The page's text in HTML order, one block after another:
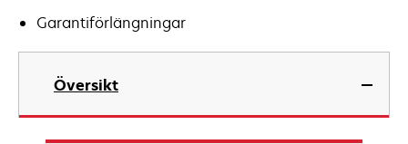
Garantiförlängningar
Översikt